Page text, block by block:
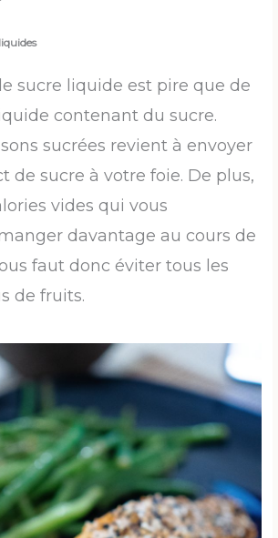
sucre liquide est pire que de
contenant du sucre.
sucrées revient à envoyer
de sucre à votre foie. De plus,
vides qui vous
davantage au cours de
faut donc éviter tous les
de fruits.